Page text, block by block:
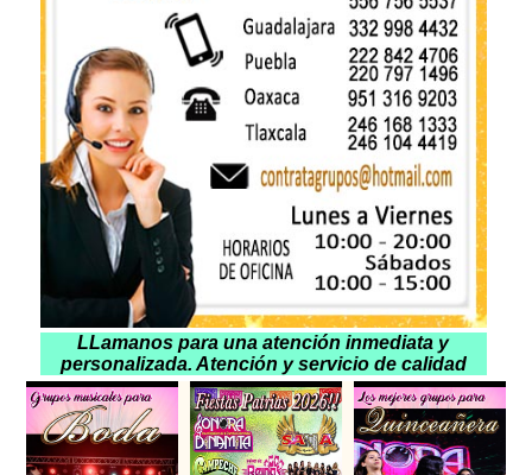
LLamanos para una atención inmediata y
personalizada. Atención y servicio de calidad